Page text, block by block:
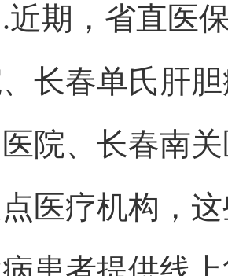
.近期，省直医
长春单氏肝
院、长春南
医疗机构，